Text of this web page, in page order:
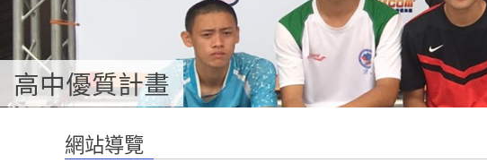
高中優質計畫
:::
網站導覽